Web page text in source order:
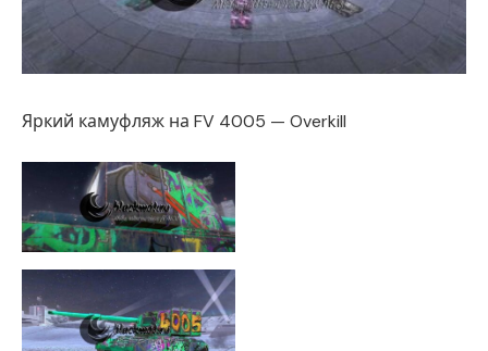
Яркий камуфляж на FV 4005 — Overkill